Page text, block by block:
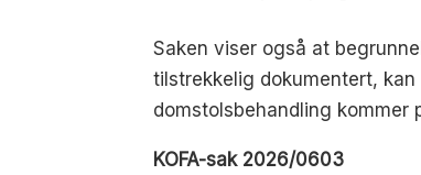
Saken viser også at
tilstrekkelig dokumentert,
domstolsbehandling kommer
KOFA-sak 2026/0603